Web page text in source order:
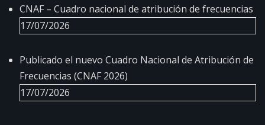
CNAF – Cuadro nacional de atribución de frecuencias
17/07/2026
Publicado el nuevo Cuadro Nacional de Atribución de
Frecuencias (CNAF 2026)
17/07/2026